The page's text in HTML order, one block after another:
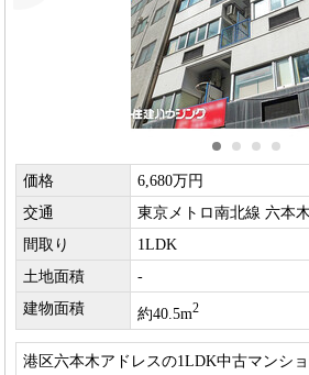
価格
6,680万円
交通
東京メトロ南北線 六本
間取り
1LDK
土地面積
-
建物面積
約40.5m2
港区六本木アドレスの1LDK中古マンシ